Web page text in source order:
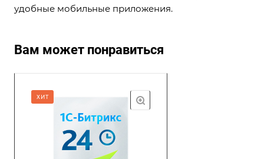
удобные мобильные приложения.
Вам может понравиться
ХИТ